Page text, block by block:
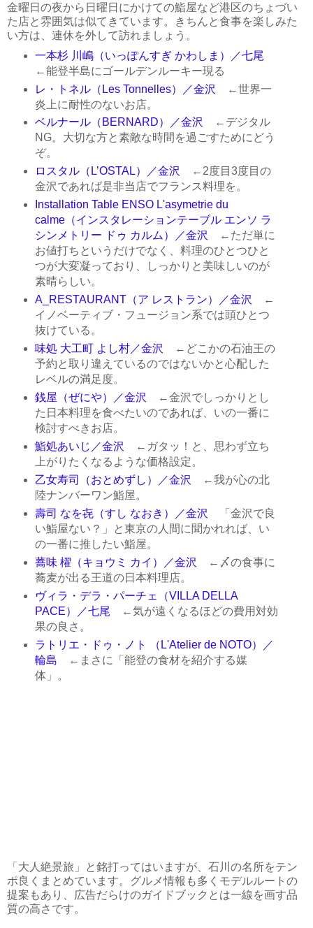
金曜日の夜から日曜日にかけての鮨屋など港区のちょづい
た店と雰囲気は似てきています。きちんと食事を楽しみた
い方は、連休を外して訪れましょう。
一本杉 川嶋（いっぽんすぎ かわしま）／七尾
←能登半島にゴールデンルーキー現る
レ・トネル（Les Tonnelles）／金沢 ←世界一
炎上に耐性のないお店。
ベルナール（BERNARD）／金沢 ←デジタル
NG。大切な方と素敵な時間を過ごすためにどう
ぞ。
ロスタル（L’OSTAL）／金沢 ←2度目3度目の
金沢であれば是非当店でフランス料理を。
Installation Table ENSO L'asymetrie du
calme（インスタレーションテーブル エンソ ラ
シンメトリー ドゥ カルム）／金沢 ←ただ単に
お値打ちというだけでなく、料理のひとつひと
つが大変凝っており、しっかりと美味しいのが
素晴らしい。
A_RESTAURANT（ア レストラン）／金沢 ←
イノベーティブ・フュージョン系では頭ひとつ
抜けている。
味処 大工町 よし村／金沢 ←どこかの石油王の
予約と取り違えているのではないかと心配した
レベルの満足度。
銭屋（ぜにや）／金沢 ←金沢でしっかりとし
た日本料理を食べたいのであれば、いの一番に
検討すべきお店。
鮨処あいじ／金沢 ←ガタッ！と、思わず立ち
上がりたくなるような価格設定。
乙女寿司（おとめずし）／金沢 ←我が心の北
陸ナンバーワン鮨屋。
壽司 なを㐂（すし なおき）／金沢 「金沢で良
い鮨屋ない？」と東京の人間に聞かれれば、い
の一番に推したい鮨屋。
蕎味 櫂（キョウミ カイ）／金沢 ←〆の食事に
蕎麦が出る王道の日本料理店。
ヴィラ・デラ・パーチェ（VILLA DELLA
PACE）／七尾 ←気が遠くなるほどの費用対効
果の良さ。
ラトリエ・ドゥ・ノト （L'Atelier de NOTO）／
輪島 ←まさに「能登の食材を紹介する媒
体」。
「大人絶景旅」と銘打ってはいますが、石川の名所をテン
ポ良くまとめています。グルメ情報も多くモデルルートの
提案もあり、広告だらけのガイドブックとは一線を画す品
質の高さです。